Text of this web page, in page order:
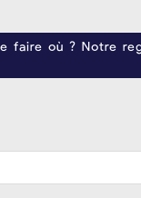
faire où ? Notre